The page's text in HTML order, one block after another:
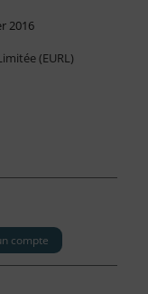
2016
(EURL)
compte